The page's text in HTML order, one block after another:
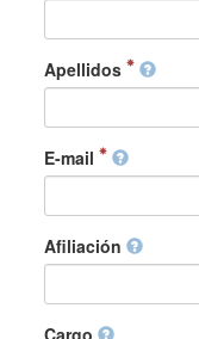
Apellidos
E-mail
Afiliación
Cargo